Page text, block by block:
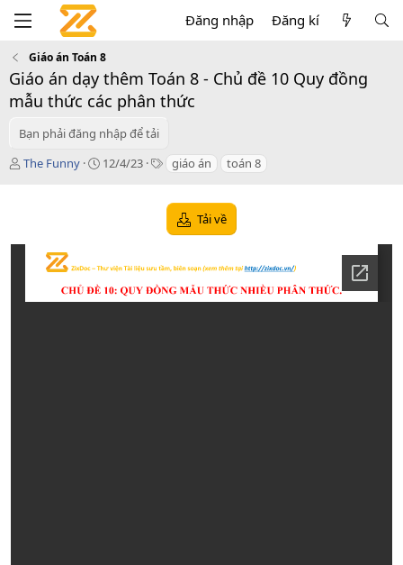
Đăng nhập Đăng kí
Giáo án Toán 8
Giáo án dạy thêm Toán 8 - Chủ đề 10 Quy đồng
mẫu thức các phân thức
Bạn phải đăng nhập để tải
T
ả
The Funny
C
n
d
12/4/23
T
s
giáo án toán 8
Tải về